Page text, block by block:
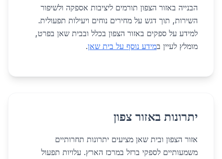
הבנייה באזור הצפון תורמים ליציבות אספקה ולשיפור
השירות, תוך דגש על מחירים נוחים ויעילות תפעולית.
למידע על ספקים באזור הצפון בכלל ובבית שאן בפרט,
מומלץ לעיין במידע נוסף על בית שאן.
יתרונות באזור צפון
אזור הצפון ובית שאן מציעים יתרונות תחרותיים
משמעותיים לספקי ברזל במרכז הארץ. עלויות תפעול